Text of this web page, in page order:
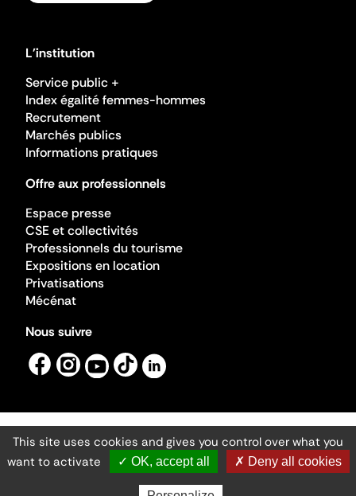
L'institution
Service public +
Index égalité femmes-hommes
Recrutement
Marchés publics
Informations pratiques
Offre aux professionnels
Espace presse
CSE et collectivités
Professionnels du tourisme
Expositions en location
Privatisations
Mécénat
Nous suivre
Mentions légales
Gestion des cookies
Accessibilité numérique
Ministère de la Culture ©2026
- Cité de l'architecture et du patrimoine
This site uses cookies and gives you control over what you
want to activate
✓ OK, accept all ✗ Deny all cookies